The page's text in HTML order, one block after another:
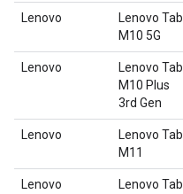
Lenovo
Lenovo Tab
M10 5G
Lenovo
Lenovo Tab
M10 Plus
3rd Gen
Lenovo
Lenovo Tab
M11
Lenovo
Lenovo Tab